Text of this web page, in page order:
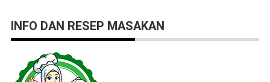
INFO DAN RESEP MASAKAN